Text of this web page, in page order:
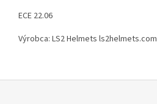
ECE 22.06
Výrobca: LS2 Helmets ls2helmets.com